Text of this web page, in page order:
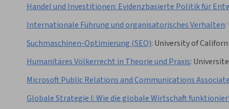
Handel und Investitionen: Evidenzbasierte Politik für
Internationale Führung und organisatorisches Verhalten:
Suchmaschinen-Optimierung (SEO): University of
Humanitäres Völkerrecht in Theorie und Praxis:
Microsoft Public Relations and Communications Associate
Globale Strategie I: Wie die globale Wirtschaft